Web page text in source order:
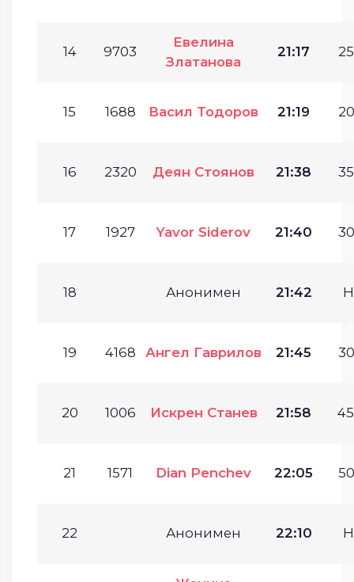
14 9703
Евелина
Златанова
21:17
15 1688 Васил Тодоров 21:19
16 2320 Деян Стоянов 21:38
17 1927 Yavor Siderov 21:40
18 Анонимен 21:42
19 4168 Ангел Гаврилов 21:45
20 1006 Искрен Станев 21:58
21 1571 Dian Penchev 22:05
22 Анонимен 22:10